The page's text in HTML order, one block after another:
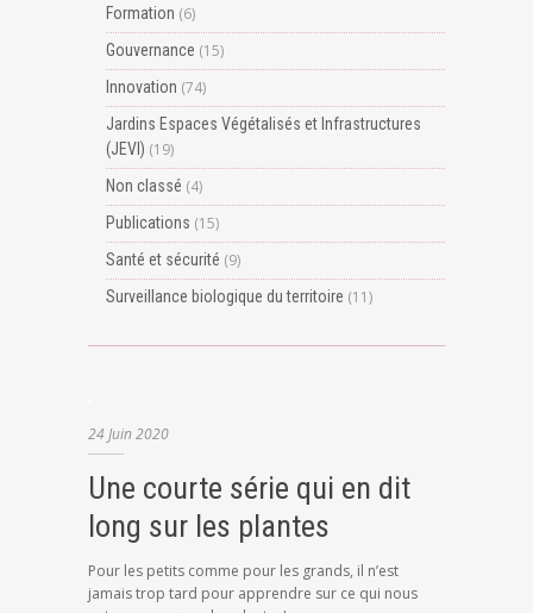
Formation (6)
Gouvernance (15)
Innovation (74)
Jardins Espaces Végétalisés et Infrastructures
(JEVI) (19)
Non classé (4)
Publications (15)
Santé et sécurité (9)
Surveillance biologique du territoire (11)
24Juin 2020
Une courte série qui en dit
long sur les plantes
Pour les petits comme pour les grands, il n’est
jamais trop tard pour apprendre sur ce qui nous